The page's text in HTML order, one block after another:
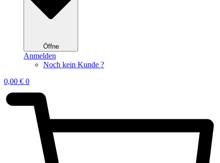
Öffne
Anmelden
Noch kein Kunde ?
0,00 € 0